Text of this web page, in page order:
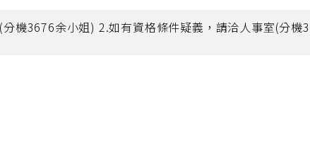
機3676余小姐) 2.如有資格條件疑義，請洽人事室(分機